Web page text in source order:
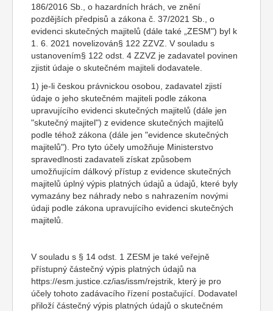
186/2016 Sb., o hazardních hrách, ve znění
pozdějších předpisů a zákona č. 37/2021 Sb., o
evidenci skutečných majitelů (dále také „ZESM") byl k
1. 6. 2021 novelizován§ 122 ZZVZ. V souladu s
ustanovením§ 122 odst. 4 ZZVZ je zadavatel povinen
zjistit údaje o skutečném majiteli dodavatele.
1) je-li českou právnickou osobou, zadavatel zjistí
údaje o jeho skutečném majiteli podle zákona
upravujícího evidenci skutečných majitelů (dále jen
"skutečný majitel") z evidence skutečných majitelů
podle téhož zákona (dále jen "evidence skutečných
majitelů"). Pro tyto účely umožňuje Ministerstvo
spravedlnosti zadavateli získat způsobem
umožňujícím dálkový přístup z evidence skutečných
majitelů úplný výpis platných údajů a údajů, které byly
vymazány bez náhrady nebo s nahrazením novými
údaji podle zákona upravujícího evidenci skutečných
majitelů.
V souladu s § 14 odst. 1 ZESM je také veřejně
přístupný částečný výpis platných údajů na
https://esm.justice.cz/ias/issm/rejstrik, který je pro
účely tohoto zadávacího řízení postačující. Dodavatel
přiloží částečný výpis platných údajů o skutečném